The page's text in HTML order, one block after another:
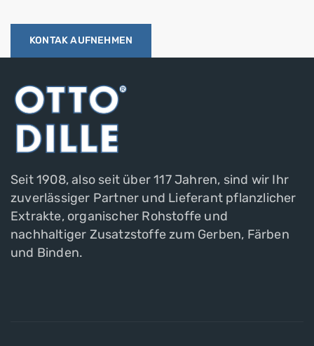
KONTAK AUFNEHMEN
Seit 1908, also seit über 117 Jahren, sind wir Ihr
zuverlässiger Partner und Lieferant pflanzlicher
Extrakte, organischer Rohstoffe und
nachhaltiger Zusatzstoffe zum Gerben, Färben
und Binden.